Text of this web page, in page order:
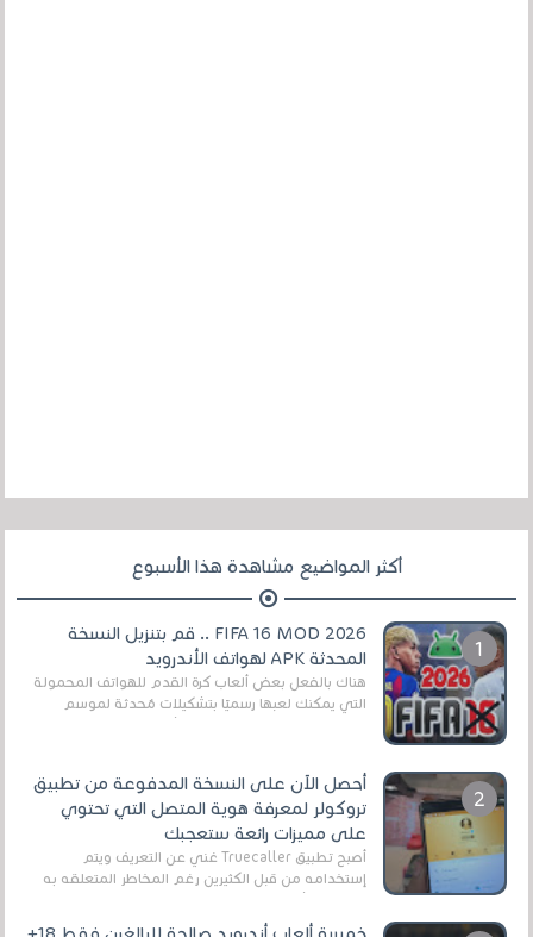
أكثر المواضيع مشاهدة هذا الأسبوع
FIFA 16 MOD 2026 .. قم بتنزيل النسخة
المحدثة APK لهواتف الأندرويد
هناك بالفعل بعض ألعاب كرة القدم للهواتف المحمولة
التي يمكنك لعبها رسميًا بتشكيلات مُحدثة لموسم
أحصل الآن على النسخة المدفوعة من تطبيق
تروكولر لمعرفة هوية المتصل التي تحتوي
على مميزات رائعة ستعجبك
أصبح تطبيق Truecaller غني عن التعريف ويتم
إستخدامه من قبل الكثيرين رغم المخاطر المتعلقه به